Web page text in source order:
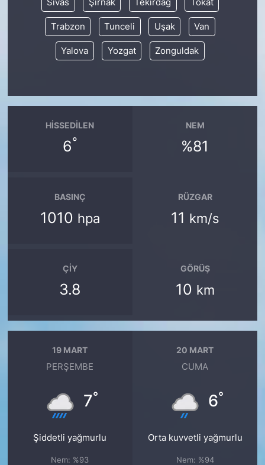
Sivas Şırnak Tekirdağ Tokat
Trabzon Tunceli Uşak Van
Yalova Yozgat Zonguldak
HISSEDILEN
6°
NEM
%81
BASINÇ
1010 hpa
RÜZGAR
11 km/s
ÇIY
3.8
GÖRÜŞ
10 km
19 MART
PERŞEMBE
7°
Şiddetli yağmurlu
Nem: %93
20 MART
CUMA
6°
Orta kuvvetli yağmurlu
Nem: %94